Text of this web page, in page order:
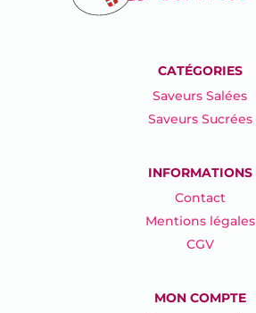
CATÉGORIES
Saveurs Salées
Saveurs Sucrées
INFORMATIONS
Contact
Mentions légales
CGV
MON COMPTE